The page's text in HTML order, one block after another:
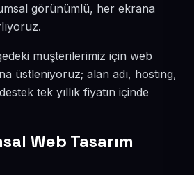
görünümlü, her ekrana
müşterilerimiz için web
üstleniyoruz; alan adı, hosting,
tek yıllık fiyatın içinde
Web Tasarım